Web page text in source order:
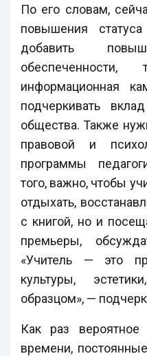
По его словам,
повышения
добавить
обеспеченности,
информационная
подчеркивать
общества. Также
правовой и
программы
того, важно, чтобы
отдыхать,
с книгой, но и
премьеры,
«Учитель — это
культуры,
образцом», —
Как раз вероятное
времени,